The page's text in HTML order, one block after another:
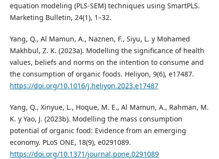
equation modeling (PLS-SEM) techniques using SmartPLS.
Marketing Bulletin, 24(1), 1–32.
Yang, Q., Al Mamun, A., Naznen, F., Siyu, L. y Mohamed
Makhbul, Z. K. (2023a). Modelling the significance of health
values, beliefs and norms on the intention to consume and
the consumption of organic foods. Heliyon, 9(6), e17487.
https://doi.org/10.1016/j.heliyon.2023.e17487
Yang, Q., Xinyue, L., Hoque, M. E., Al Mamun, A., Rahman, M.
K. y Yao, J. (2023b). Modelling the mass consumption
potential of organic food: Evidence from an emerging
economy. PLoS ONE, 18(9), e0291089.
https://doi.org/10.1371/journal.pone.0291089